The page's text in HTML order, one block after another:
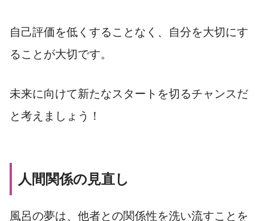
自己評価を低くすることなく、自分を大切にす
ることが大切です。
未来に向けて新たなスタートを切るチャンスだ
と考えましょう！
人間関係の見直し
風呂の夢は、他者との関係性を洗い流すことを